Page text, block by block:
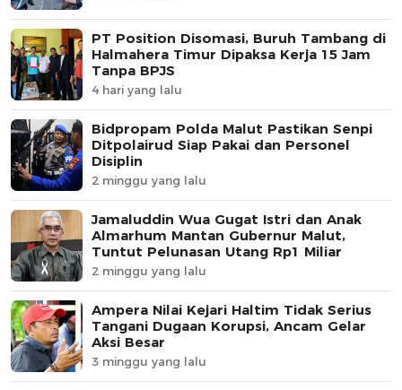
PT Position Disomasi, Buruh Tambang di
Halmahera Timur Dipaksa Kerja 15 Jam
Tanpa BPJS
4 hari yang lalu
Bidpropam Polda Malut Pastikan Senpi
Ditpolairud Siap Pakai dan Personel
Disiplin
2 minggu yang lalu
Jamaluddin Wua Gugat Istri dan Anak
Almarhum Mantan Gubernur Malut,
Tuntut Pelunasan Utang Rp1 Miliar
2 minggu yang lalu
Ampera Nilai Kejari Haltim Tidak Serius
Tangani Dugaan Korupsi, Ancam Gelar
Aksi Besar
3 minggu yang lalu